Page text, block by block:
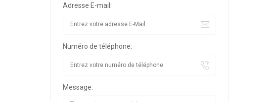
Adresse E-mail:
Numéro de téléphone:
Message: